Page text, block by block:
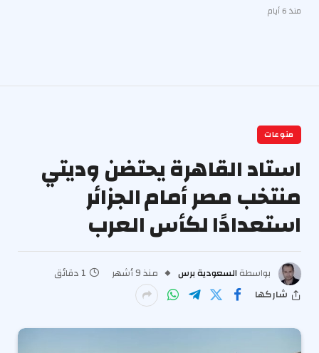
منذ 6 أيام
منوعات
استاد القاهرة يحتضن وديتي
منتخب مصر أمام الجزائر
استعدادًا لكأس العرب
بواسطة السعودية برس منذ 9 أشهر
1 دقائق
شاركها